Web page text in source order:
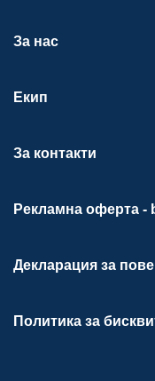
За нас
Екип
За контакти
Рекламна оферта -
Декларация за
Политика за